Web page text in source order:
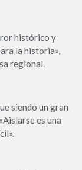
histórico y
la historia»,
regional.
siendo un gran
es una